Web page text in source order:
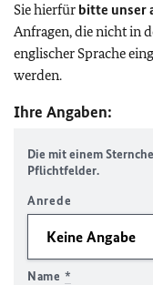
Sie hierfür bitte unser
Anfragen, die nicht in
englischer Sprache
werden.
Ihre Angaben:
Die mit einem
Pflichtfelder.
Anrede
Name *